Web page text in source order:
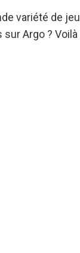
variété de
Argo ?